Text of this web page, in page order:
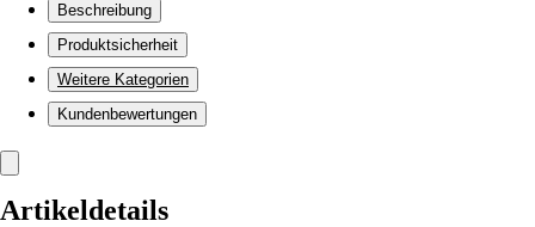
Beschreibung
Produktsicherheit
Weitere Kategorien
Kundenbewertungen
Artikeldetails